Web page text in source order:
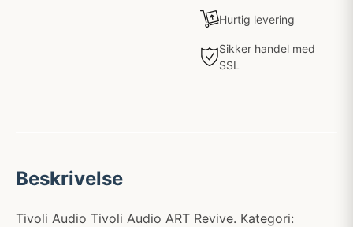
Hurtig levering
Sikker handel med
SSL
Beskrivelse
Tivoli Audio Tivoli Audio ART Revive. Kategori: